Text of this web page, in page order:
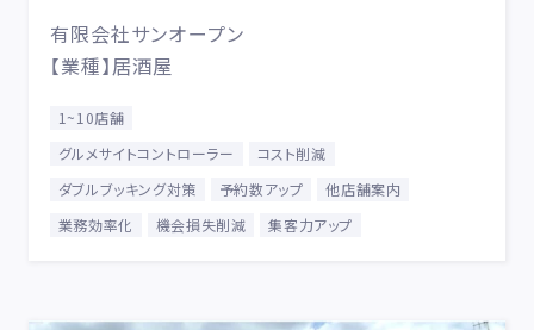
有限会社サンオープン
【業種】居酒屋
1~10店舗
グルメサイトコントローラー
コスト削減
ダブルブッキング対策
予約数アップ
他店舗案内
業務効率化
機会損失削減 集客力アップ